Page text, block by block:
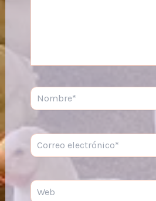
Nombre*
Correo
electrónico*
Web